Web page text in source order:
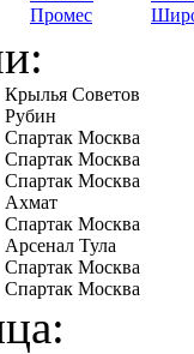
Промес
Крылья Советов
Рубин
Спартак Москва
Спартак Москва
Спартак Москва
Ахмат
Спартак Москва
Арсенал Тула
Спартак Москва
Спартак Москва